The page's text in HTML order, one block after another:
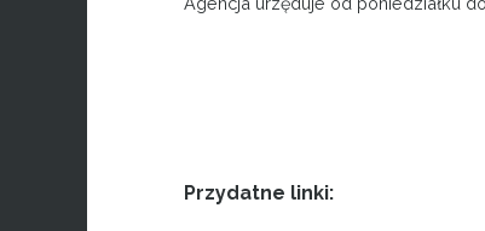
Przydatne linki: